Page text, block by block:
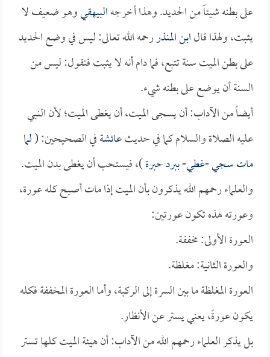
على بطنه شيئاً من الحديد. وهذا أخرجهالبيهقيوهو ضعيف لا
يثبت، ولهذا قالابن المنذررحمه الله تعالى: ليس في وضع الحديد
على بطن الميت سنة تتبع، فما دام أنه لا يثبت فنقول: ليس من
السنة أن يوضع على بطنه شيء.
أيضاً من الآداب: أن يسجى الميت، أن يغطى الميت؛ لأن النبي
عليه الصلاة والسلام كما في حديثعائشةفي الصحيحين: (لما
مات سجي -غطي- ببرد حبرة)، فيستحب أن يغطى بدن الميت.
والعلماء رحمهم الله يذكرون بأن الميت إذا مات أصبح كله عورة،
وعورته هذه تكون عورتين:
العورة الأولى: مخففة.
والعورة الثانية: مغلظة.
العورة المغلظة ما بين السرة إلى الركبة، وأما العورة المخففة فكله
يكون عورةً، يعني يستر عن الأنظار.
بل يذكر العلماء رحمهم الله من الآداب: أن هيئة الميت كلها تستر